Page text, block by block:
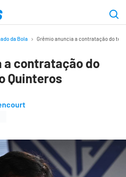
da Bola Grêmio anuncia a contratação do
a contratação do
Quinteros